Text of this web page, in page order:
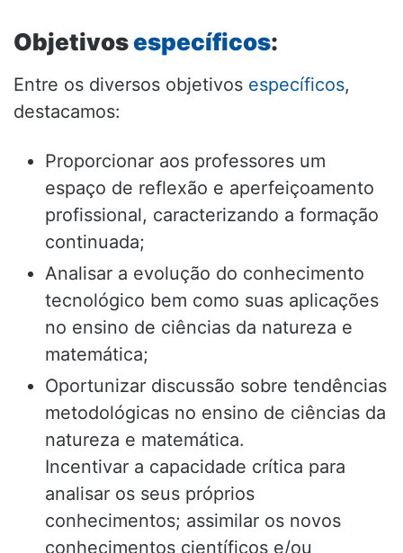
Objetivosespecíficos:
Entre os diversos objetivos específicos,
destacamos:
Proporcionar aos professores um
espaço de reflexão e aperfeiçoamento
profissional, caracterizando a formação
continuada;
Analisar a evolução do conhecimento
tecnológico bem como suas aplicações
no ensino de ciências da natureza e
matemática;
Oportunizar discussão sobre tendências
metodológicas no ensino de ciências da
natureza e matemática.
Incentivar a capacidade crítica para
analisar os seus próprios
conhecimentos; assimilar os novos
conhecimentos científicos e/ou